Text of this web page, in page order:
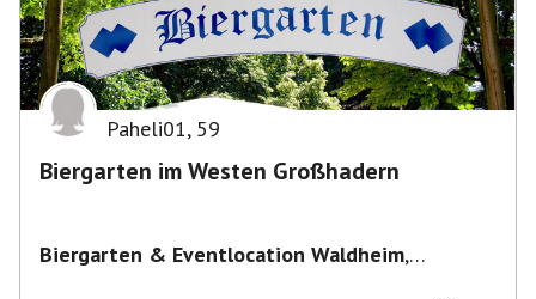
Paheli01, 59
Biergarten im Westen Großhadern
Biergarten & Eventlocation Waldheim,